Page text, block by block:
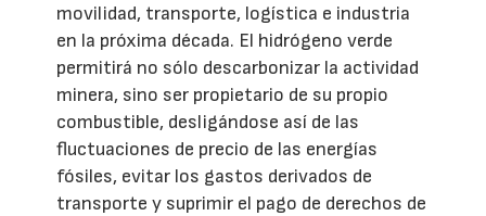
movilidad, transporte, logística e industria
en la próxima década. El hidrógeno verde
permitirá no sólo descarbonizar la actividad
minera, sino ser propietario de su propio
combustible, desligándose así de las
fluctuaciones de precio de las energías
fósiles, evitar los gastos derivados de
transporte y suprimir el pago de derechos de